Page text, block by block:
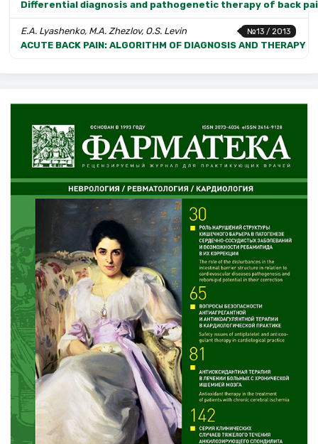
Differential diagnosis and pathogenetic therapy of back
№13 / 2013
E.A. Lyashenko, M.A. Zhezlov, O.S. Levin
ACUTE BACK PAIN: ALGORITHM OF DIAGNOSIS AND THERAPY